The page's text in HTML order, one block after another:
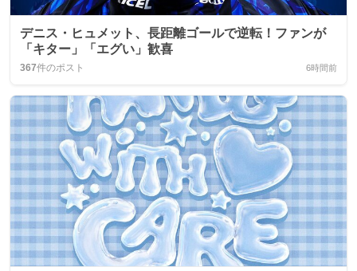
デニス・ヒュメット、長距離ゴールで逆転！ファンが
「キター」「エグい」歓喜
367件のポスト 6時間前